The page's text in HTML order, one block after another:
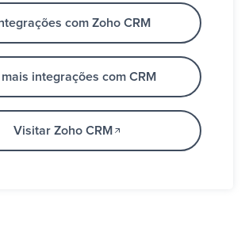
com Zoho CRM
integrações com CRM
Visitar Zoho CRM